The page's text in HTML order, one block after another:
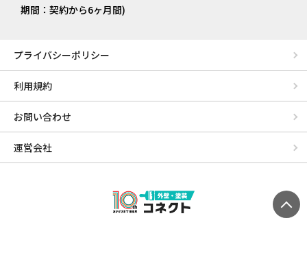
期間：契約から6ヶ月間)
プライバシーポリシー
利用規約
お問い合わせ
運営会社